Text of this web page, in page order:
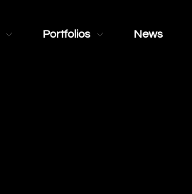
Portfolios News